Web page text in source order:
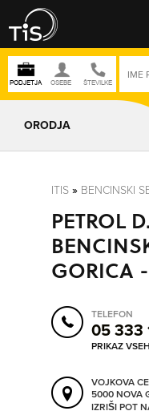
ORODJA
POSLOVNE ENOTE
IZRIŠI POT
POŠLJI SMS
ITIS » BENCINSKI
PETROL
GORICA
TELEFON
05 333
PRIKAZ
VOJKOVA
5000 NOVA
IZRIŠI POT